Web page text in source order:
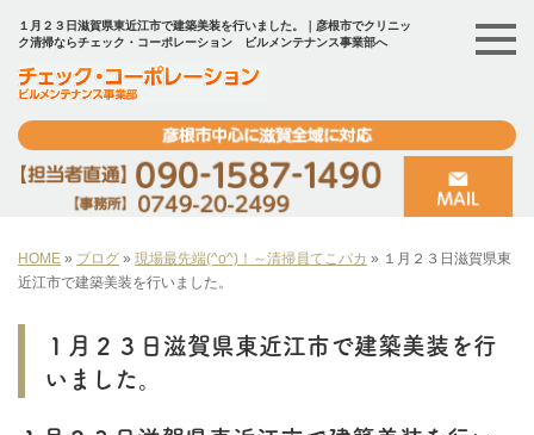
１月２３日滋賀県東近江市で建築美装を行いました。｜彦根市でクリニッ
ク清掃ならチェック・コーポレーション ビルメンテナンス事業部へ
HOME » ブログ » 現場最先端(^o^)！～清掃員てこパカ » １月２３日滋賀県東
近江市で建築美装を行いました。
１月２３日滋賀県東近江市で建築美装を行
いました。